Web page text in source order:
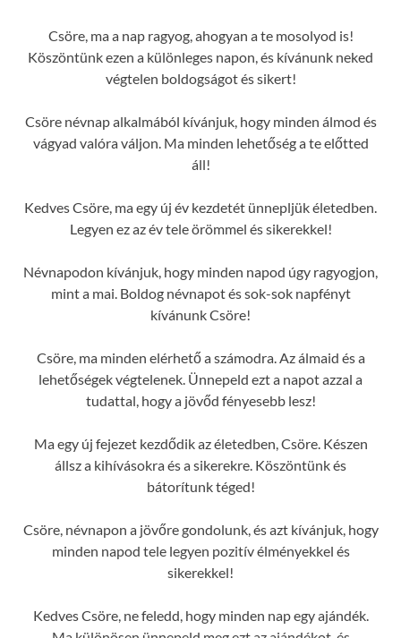
Csöre, ma a nap ragyog, ahogyan a te mosolyod is!
Köszöntünk ezen a különleges napon, és kívánunk neked
végtelen boldogságot és sikert!
Csöre névnap alkalmából kívánjuk, hogy minden álmod és
vágyad valóra váljon. Ma minden lehetőség a te előtted
áll!
Kedves Csöre, ma egy új év kezdetét ünnepljük életedben.
Legyen ez az év tele örömmel és sikerekkel!
Névnapodon kívánjuk, hogy minden napod úgy ragyogjon,
mint a mai. Boldog névnapot és sok-sok napfényt
kívánunk Csöre!
Csöre, ma minden elérhető a számodra. Az álmaid és a
lehetőségek végtelenek. Ünnepeld ezt a napot azzal a
tudattal, hogy a jövőd fényesebb lesz!
Ma egy új fejezet kezdődik az életedben, Csöre. Készen
állsz a kihívásokra és a sikerekre. Köszöntünk és
bátorítunk téged!
Csöre, névnapon a jövőre gondolunk, és azt kívánjuk, hogy
minden napod tele legyen pozitív élményekkel és
sikerekkel!
Kedves Csöre, ne feledd, hogy minden nap egy ajándék.